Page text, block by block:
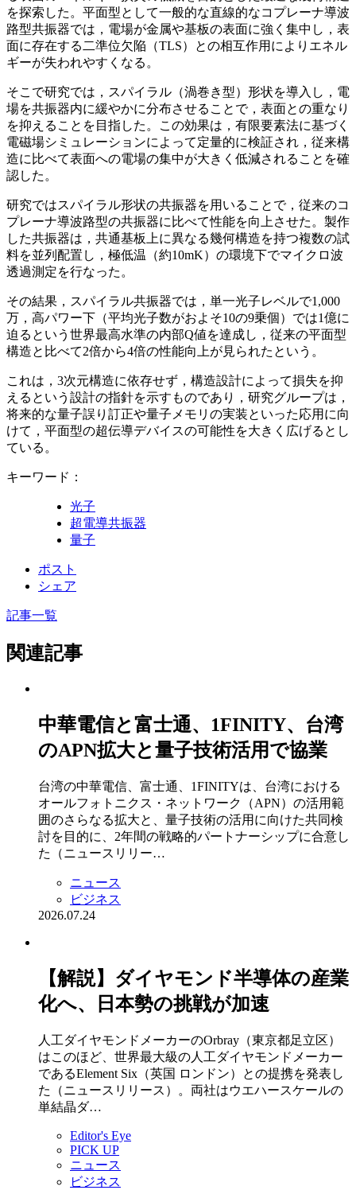
を探索した。平面型として一般的な直線的なコプレーナ導波
路型共振器では，電場が金属や基板の表面に強く集中し，表
面に存在する二準位欠陥（TLS）との相互作用によりエネル
ギーが失われやすくなる。
そこで研究では，スパイラル（渦巻き型）形状を導入し，電
場を共振器内に緩やかに分布させることで，表面との重なり
を抑えることを目指した。この効果は，有限要素法に基づく
電磁場シミュレーションによって定量的に検証され，従来構
造に比べて表面への電場の集中が大きく低減されることを確
認した。
研究ではスパイラル形状の共振器を用いることで，従来のコ
プレーナ導波路型の共振器に比べて性能を向上させた。製作
した共振器は，共通基板上に異なる幾何構造を持つ複数の試
料を並列配置し，極低温（約10mK）の環境下でマイクロ波
透過測定を行なった。
その結果，スパイラル共振器では，単一光子レベルで1,000
万，高パワー下（平均光子数がおよそ10の9乗個）では1億に
迫るという世界最高水準の内部Q値を達成し，従来の平面型
構造と比べて2倍から4倍の性能向上が見られたという。
これは，3次元構造に依存せず，構造設計によって損失を抑
えるという設計の指針を示すものであり，研究グループは，
将来的な量子誤り訂正や量子メモリの実装といった応用に向
けて，平面型の超伝導デバイスの可能性を大きく広げるとし
ている。
キーワード：
光子
超電導共振器
量子
ポスト
シェア
記事一覧
関連記事
中華電信と富士通、1FINITY、台湾
のAPN拡大と量子技術活用で協業
台湾の中華電信、富士通、1FINITYは、台湾における
オールフォトニクス・ネットワーク（APN）の活用範
囲のさらなる拡大と、量子技術の活用に向けた共同検
討を目的に、2年間の戦略的パートナーシップに合意し
た（ニュースリリー…
ニュース
ビジネス
2026.07.24
【解説】ダイヤモンド半導体の産業
化へ、日本勢の挑戦が加速
人工ダイヤモンドメーカーのOrbray（東京都足立区）
はこのほど、世界最大級の人工ダイヤモンドメーカー
であるElement Six（英国 ロンドン）との提携を発表し
た（ニュースリリース）。両社はウエハースケールの
単結晶ダ…
Editor's Eye
PICK UP
ニュース
ビジネス